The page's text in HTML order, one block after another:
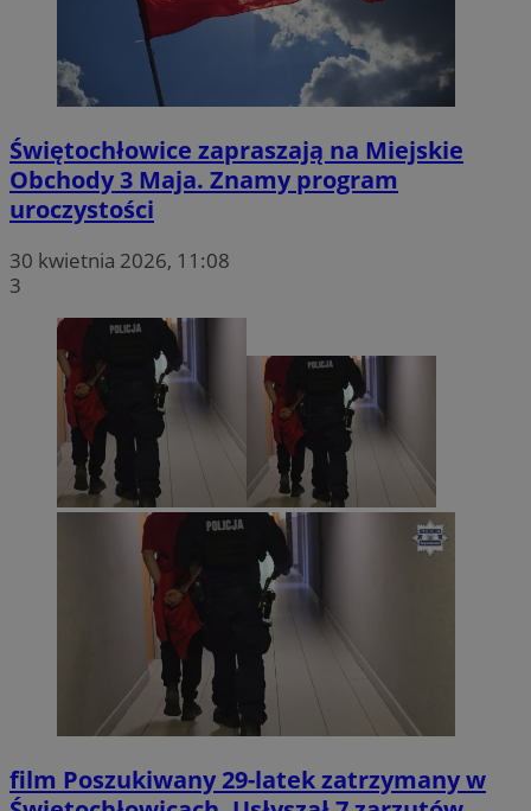
Świętochłowice zapraszają na Miejskie
Obchody 3 Maja. Znamy program
uroczystości
30 kwietnia 2026, 11:08
3
film Poszukiwany 29-latek zatrzymany w